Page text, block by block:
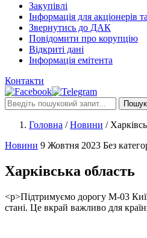
Закупівлі
Інформація для акціонерів
Звернутись до ДАК
Повідомити про корупцію
Відкриті дані
Інформація емітента
Контакти
Пошук
Головна /Новини /
Новини 9 Жовтня 2023 Без
Харківська область
<p>Підтримуємо дорогу М-03
стані. Це вкрай важливо для